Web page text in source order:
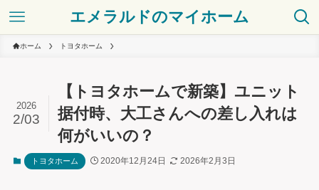
エメラルドのマイホーム
ホーム トヨタホーム
【トヨタホームで新築】ユニット
据付時、大工さんへの差し入れは
何がいいの？
2026
2/03
トヨタホーム 2020年12月24日 2026年2月3日